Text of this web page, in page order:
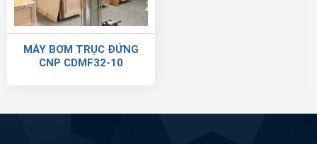
MÁY BƠM TRỤC ĐỨNG
CNP CDMF32-10